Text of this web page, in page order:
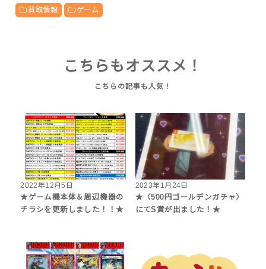
買取情報 ゲーム
こちらもオススメ！
2022年12月5日
★ゲーム機本体＆周辺機器の
チラシを更新しました！！★
2023年1月24日
★〈500円ゴールデンガチャ〉
にてS賞が出ました！★